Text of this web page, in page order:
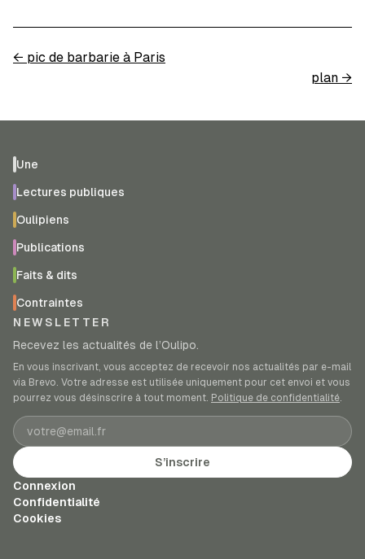
← pic de barbarie à Paris
plan →
Une
Lectures publiques
Oulipiens
Publications
Faits & dits
Contraintes
NEWSLETTER
Recevez les actualités de l’Oulipo.
En vous inscrivant, vous acceptez de recevoir nos actualités par e-mail
via Brevo. Votre adresse est utilisée uniquement pour cet envoi et vous
pourrez vous désinscrire à tout moment. Politique de confidentialité.
Adresse e-mail
S’inscrire
Connexion
Confidentialité
Cookies